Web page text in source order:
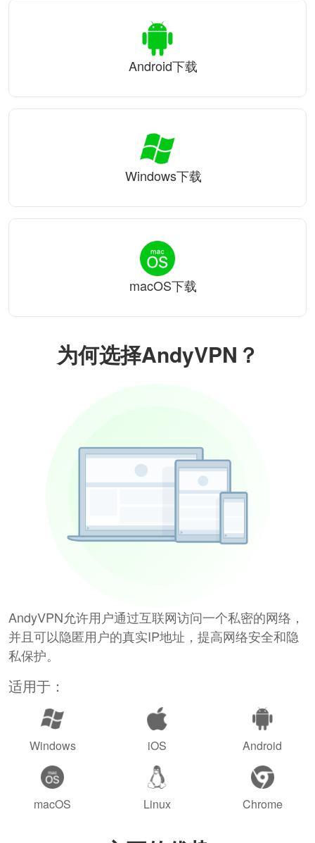
为何选择AndyVPN？
AndyVPN允许用户通过互联网访问一个私密的网络，
并且可以隐匿用户的真实IP地址，提高网络安全和隐
私保护。
适用于：
Windows iOS Android
macOS Linux Chrome
Android下载
Windows下载
macOS下载